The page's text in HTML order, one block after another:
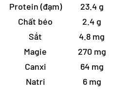
Protein (đạm)
23.4 g
Chất béo
2.4 g
Sắt
4.8 mg
Magie
270 mg
Canxi
64 mg
Natri
6 mg